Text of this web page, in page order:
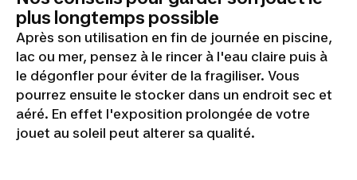
plus longtemps possible
Après son utilisation en fin de journée en piscine,
lac ou mer, pensez à le rincer à l'eau claire puis à
le dégonfler pour éviter de la fragiliser. Vous
pourrez ensuite le stocker dans un endroit sec et
aéré. En effet l'exposition prolongée de votre
jouet au soleil peut alterer sa qualité.